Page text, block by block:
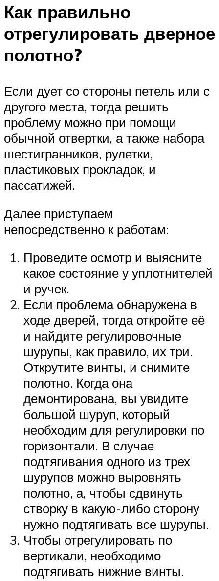
Как правильно
отрегулировать дверное
полотно?
Если дует со стороны петель или с
другого места, тогда решить
проблему можно при помощи
обычной отвертки, а также набора
шестигранников, рулетки,
пластиковых прокладок, и
пассатижей.
Далее приступаем
непосредственно к работам:
Проведите осмотр и выясните
какое состояние у уплотнителей
и ручек.
Если проблема обнаружена в
ходе дверей, тогда откройте её
и найдите регулировочные
шурупы, как правило, их три.
Открутите винты, и снимите
полотно. Когда она
демонтирована, вы увидите
большой шуруп, который
необходим для регулировки по
горизонтали. В случае
подтягивания одного из трех
шурупов можно выровнять
полотно, а, чтобы сдвинуть
створку в какую-либо сторону
нужно подтягивать все шурупы.
Чтобы отрегулировать по
вертикали, необходимо
подтягивать нижние винты.